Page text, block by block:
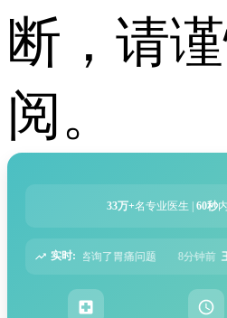
断，请
阅。
33万+名专业医生 | 60秒
实时:
8分钟前 王** 咨询了头痛问题 12分钟前